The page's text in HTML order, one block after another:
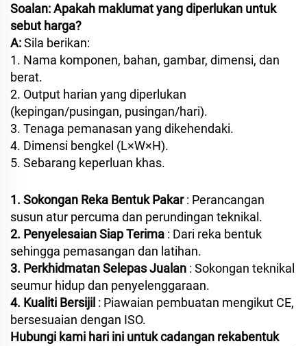
Soalan: Apakah maklumat yang diperlukan untuk
sebut harga?
A:Sila berikan:
1. Nama komponen, bahan, gambar, dimensi, dan
berat.
2. Output harian yang diperlukan
(kepingan/pusingan, pusingan/hari).
3. Tenaga pemanasan yang dikehendaki.
4. Dimensi bengkel (L×W×H).
5. Sebarang keperluan khas.
1. Sokongan Reka Bentuk Pakar: Perancangan
susun atur percuma dan perundingan teknikal.
2. Penyelesaian Siap Terima : Dari reka bentuk
sehingga pemasangan dan latihan.
3. Perkhidmatan Selepas Jualan : Sokongan teknikal
seumur hidup dan penyelenggaraan.
4. Kualiti Bersijil : Piawaian pembuatan mengikut CE,
bersesuaian dengan ISO.
Hubungi kami hari ini untuk cadangan rekabentuk